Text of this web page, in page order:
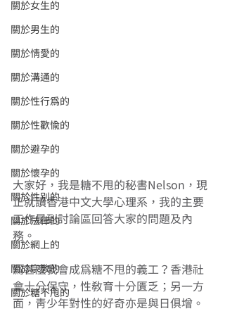
關於女生的
關於男生的
關於情愛的
關於溝通的
關於性行為的
關於性歡愉的
關於避孕的
關於懷孕的
關於性別的
關於法律的
關於網上的
關於宗教的
關於糖不甩的
大家好，我是糖不甩的秘書Nelson，現
正就讀香港中文大學心理系，我的主要
工作是到討論區回答大家的問題及內
務。
為甚麼我會成為糖不甩的義工？香港社
會十分保守，性教育十分匱乏；另一方
面，青少年對性的好奇亦是與日俱增。